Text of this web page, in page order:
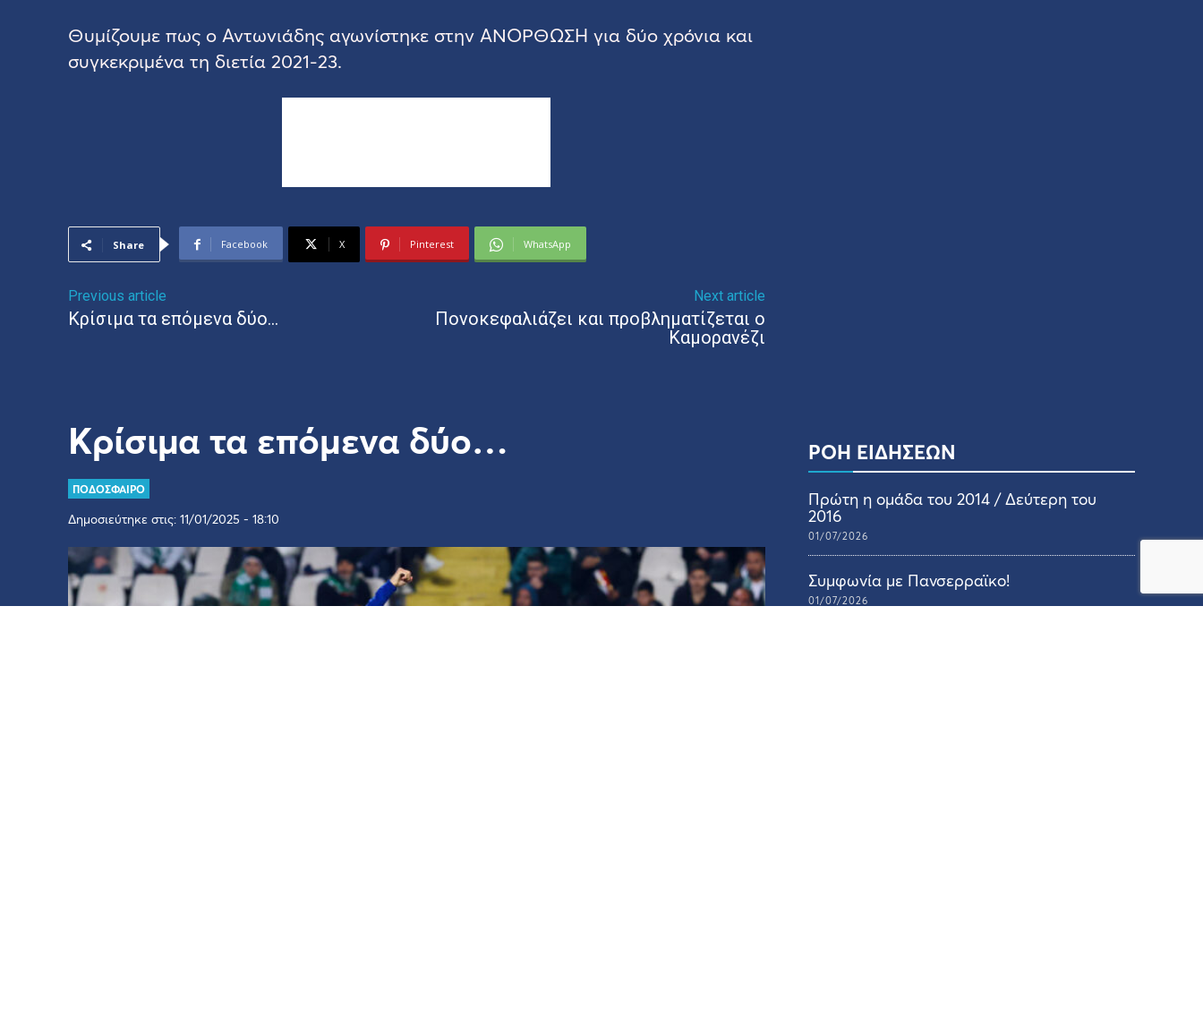
Θυμίζουμε πως ο Αντωνιάδης αγωνίστηκε στην ΑΝΟΡΘΩΣΗ για δύο χρόνια και
συγκεκριμένα τη διετία 2021-23.
Share Facebook X Pinterest WhatsApp
Previous article
Κρίσιμα τα επόμενα δύο…
Next article
Πονοκεφαλιάζει και προβληματίζεται ο
Καμορανέζι